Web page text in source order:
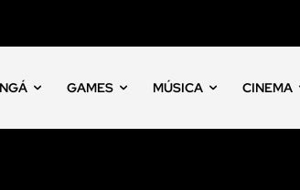
GAMES MÚSICA CINEMA